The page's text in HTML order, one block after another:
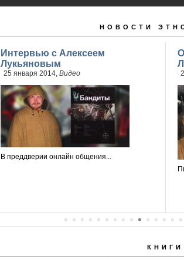
НОВОСТИ
Интервью с Алексеем
Лукьяновым
25 января 2014, Видео
В преддверии онлайн общения...
КНИГИ